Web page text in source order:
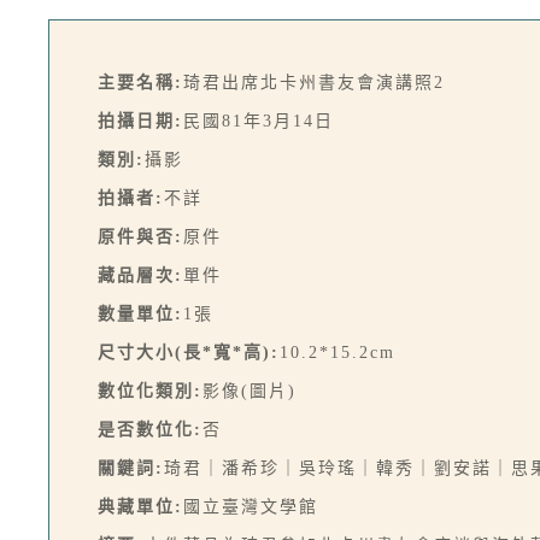
主要名稱: 琦君出席北卡州書友會演講照2
拍攝日期: 民國81年3月14日
類別: 攝影
拍攝者: 不詳
原件與否: 原件
藏品層次: 單件
數量單位: 1張
尺寸大小(長*寬*高): 10.2*15.2cm
數位化類別: 影像(圖片)
是否數位化: 否
關鍵詞: 琦君｜潘希珍｜吳玲瑤｜韓秀｜劉安諾｜思
典藏單位: 國立臺灣文學館